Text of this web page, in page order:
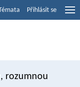
Přihlásit se
rozumnou